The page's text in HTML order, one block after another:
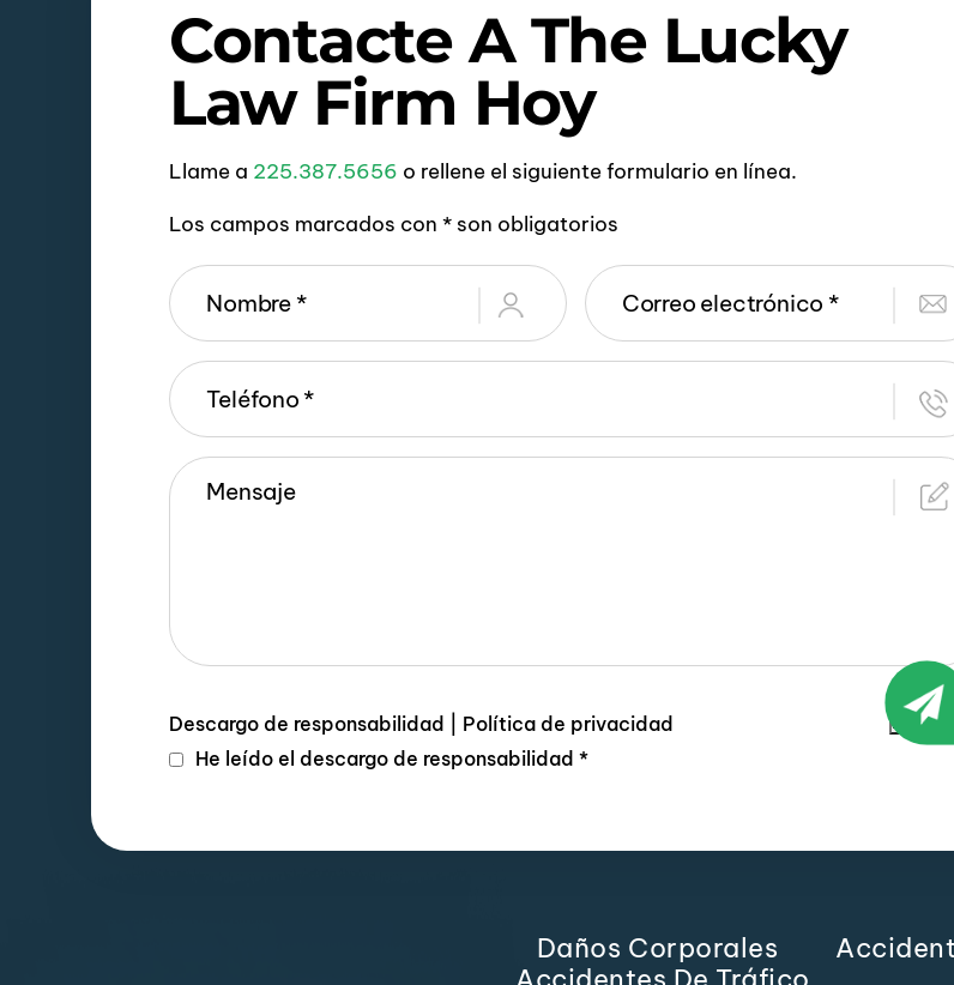
Contacte A The Lucky
Law Firm Hoy
Llame a 225.387.5656 o rellene el siguiente formulario en línea.
Los campos marcados con * son obligatorios
Descargo de responsabilidad
Política de privacidad
He leído el descargo de responsabilidad*
Enviar
Daños Corporales